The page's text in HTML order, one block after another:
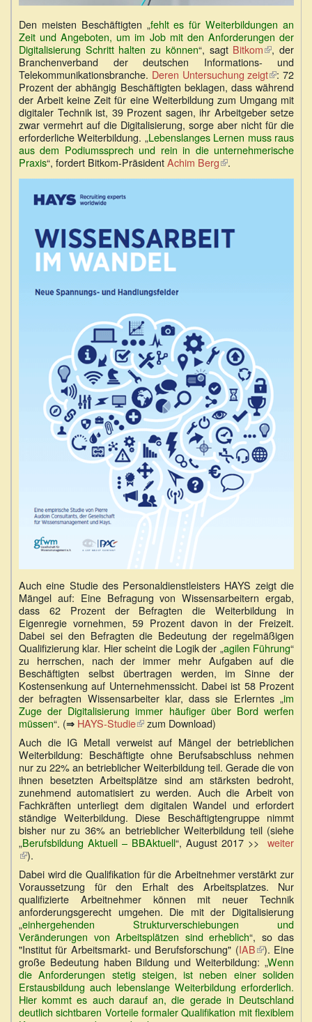
Den meisten Beschäftigten „fehlt es für Weiterbildungen an
Zeit und Angeboten, um im Job mit den Anforderungen der
Digitalisierung Schritt halten zu können“, sagt Bitkom(Link
extern)
, der
Branchenverband der deutschen Informations- und
Telekommunikationsbranche. Deren Untersuchung zeigt(Link
ist
extern)
: 72
Prozent der abhängig Beschäftigten beklagen, dass während
der Arbeit keine Zeit für eine Weiterbildung zum Umgang mit
digitaler Technik ist, 39 Prozent sagen, ihr Arbeitgeber setze
zwar vermehrt auf die Digitalisierung, sorge aber nicht für die
erforderliche Weiterbildung. „Lebenslanges Lernen muss raus
aus dem Podiumssprech und rein in die unternehmerische
Praxis“, fordert Bitkom-PräsidentAchim Berg(Link
ist
.
Auch eine Studie des Personaldienstleisters HAYS zeigt die
Mängel auf: Eine Befragung von Wissensarbeitern ergab,
dass 62 Prozent der Befragten die Weiterbildung in
Eigenregie vornehmen, 59 Prozent davon in der Freizeit.
Dabei sei den Befragten die Bedeutung der regelmäßigen
Qualifizierung klar. Hier scheint die Logik der „agilen Führung“
zu herrschen, nach der immer mehr Aufgaben auf die
Beschäftigten selbst übertragen werden, im Sinne der
Kostensenkung auf Unternehmenssicht. Dabei ist 58 Prozent
der befragten Wissensarbeiter klar, dass sie Erlerntes „im
Zuge der Digitalisierung immer häufiger über Bord werfen
müssen“. (⇒ HAYS-Studie(Link
ist
extern)
zum Download)
Auch die IG Metall verweist auf Mängel der betrieblichen
Weiterbildung: Beschäftigte ohne Berufsabschluss nehmen
nur zu 22% an betrieblicher Weiterbildung teil. Gerade die von
ihnen besetzten Arbeitsplätze sind am stärksten bedroht,
zunehmend automatisiert zu werden. Auch die Arbeit von
Fachkräften unterliegt dem digitalen Wandel und erfordert
ständige Weiterbildung. Diese Beschäftigtengruppe nimmt
bisher nur zu 36% an betrieblicher Weiterbildung teil (siehe
„Berufsbildung Aktuell – BBAktuell“, August 2017 >> weiter
(Link
ist
extern)
).
Dabei wird die Qualifikation für die Arbeitnehmer verstärkt zur
Voraussetzung für den Erhalt des Arbeitsplatzes. Nur
qualifizierte Arbeitnehmer können mit neuer Technik
anforderungsgerecht umgehen. Die mit der Digitalisierung
„einhergehenden Strukturverschiebungen und
Veränderungen von Arbeitsplätzen sind erheblich“, so das
"Institut für Arbeitsmarkt- und Berufsforschung" (IAB(Link
ist
extern)
). Eine
große Bedeutung haben Bildung und Weiterbildung: „Wenn
die Anforderungen stetig steigen, ist neben einer soliden
Erstausbildung auch lebenslange Weiterbildung erforderlich.
Hier kommt es auch darauf an, die gerade in Deutschland
deutlich sichtbaren Vorteile formaler Qualifikation mit flexiblem